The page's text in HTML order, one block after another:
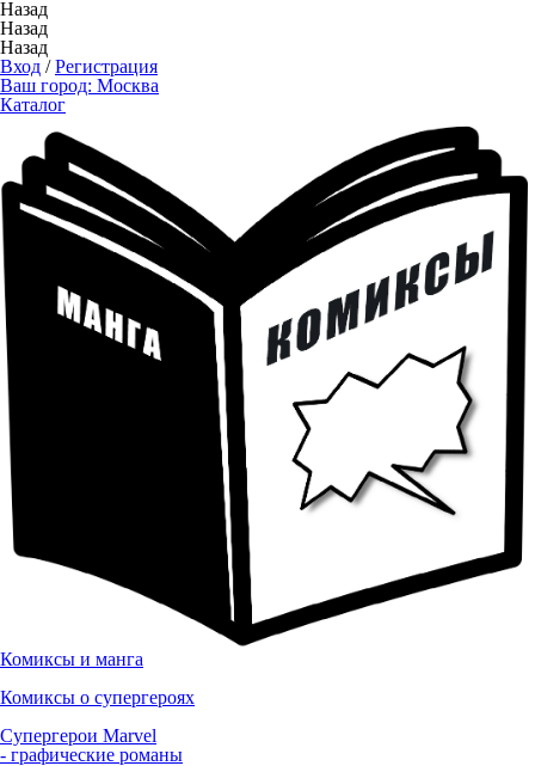
Назад
Назад
Назад
Вход /Регистрация
Ваш город: Москва
Каталог
Комиксы и манга
Комиксы о супергероях
Супергерои Marvel
- графические романы